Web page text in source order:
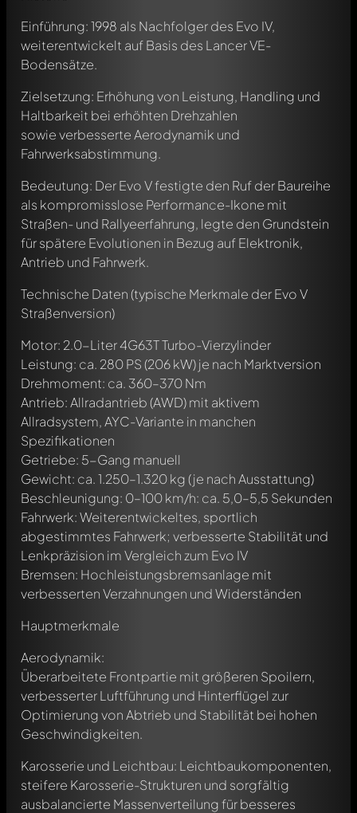
Einführung: 1998 als Nachfolger des Evo IV,
weiterentwickelt auf Basis des Lancer VE-
Bodensätze.
Zielsetzung: Erhöhung von Leistung, Handling und
Haltbarkeit bei erhöhten Drehzahlen
sowie verbesserte Aerodynamik und
Fahrwerksabstimmung.
Bedeutung: Der Evo V festigte den Ruf der Baureihe
als kompromisslose Performance-Ikone mit
Straßen- und Rallyeerfahrung, legte den Grundstein
für spätere Evolutionen in Bezug auf Elektronik,
Antrieb und Fahrwerk.
Technische Daten (typische Merkmale der Evo V
Straßenversion)
Motor: 2.0-Liter 4G63T Turbo-Vierzylinder
Leistung: ca. 280 PS (206 kW) je nach Marktversion
Drehmoment: ca. 360–370 Nm
Antrieb: Allradantrieb (AWD) mit aktivem
Allradsystem, AYC-Variante in manchen
Spezifikationen
Getriebe: 5-Gang manuell
Gewicht: ca. 1.250–1.320 kg (je nach Ausstattung)
Beschleunigung: 0–100 km/h: ca. 5,0–5,5 Sekunden
Fahrwerk: Weiterentwickeltes, sportlich
abgestimmtes Fahrwerk; verbesserte Stabilität und
Lenkpräzision im Vergleich zum Evo IV
Bremsen: Hochleistungsbremsanlage mit
verbesserten Verzahnungen und Widerständen
Hauptmerkmale
Aerodynamik:
Überarbeitete Frontpartie mit größeren Spoilern,
verbesserter Luftführung und Hinterflügel zur
Optimierung von Abtrieb und Stabilität bei hohen
Geschwindigkeiten.
Karosserie und Leichtbau: Leichtbaukomponenten,
steifere Karosserie-Strukturen und sorgfältig
ausbalancierte Massenverteilung für besseres